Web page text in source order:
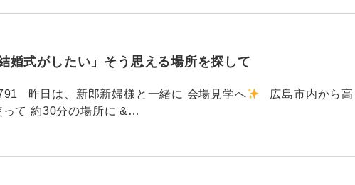
婚式がしたい」そう思える場所を探して
昨日は、新郎新婦様と一緒に 会場見学へ
広島市内から高
って 約30分の場所に &…